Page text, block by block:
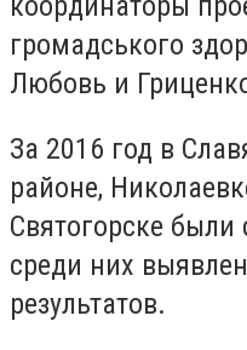
громадського
Любовь и
За 2016 год в
районе,
Святогорске были
среди них
результатов.